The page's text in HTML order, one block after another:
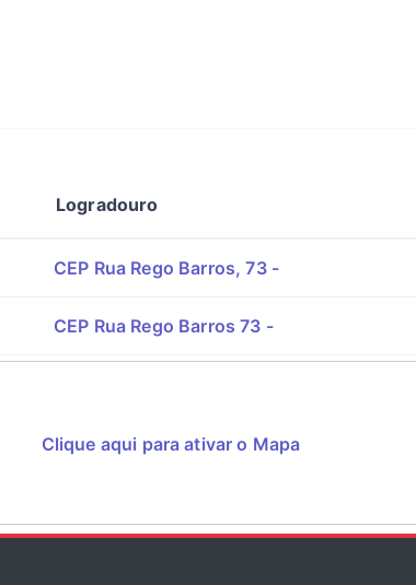
Logradouro
CEP Rua Rego Barros, 73 -
CEP Rua Rego Barros 73 -
Clique aqui para ativar o Mapa